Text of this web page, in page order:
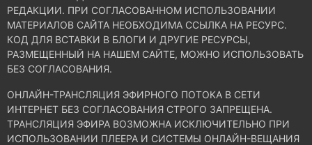
РЕДАКЦИИ. ПРИ СОГЛАСОВАННОМ ИСПОЛЬЗОВАНИИ
МАТЕРИАЛОВ САЙТА НЕОБХОДИМА ССЫЛКА НА РЕСУРС.
КОД ДЛЯ ВСТАВКИ В БЛОГИ И ДРУГИЕ РЕСУРСЫ,
РАЗМЕЩЕННЫЙ НА НАШЕМ САЙТЕ, МОЖНО ИСПОЛЬЗОВАТЬ
БЕЗ СОГЛАСОВАНИЯ.
ОНЛАЙН-ТРАНСЛЯЦИЯ ЭФИРНОГО ПОТОКА В СЕТИ
ИНТЕРНЕТ БЕЗ СОГЛАСОВАНИЯ СТРОГО ЗАПРЕЩЕНА.
ТРАНСЛЯЦИЯ ЭФИРА ВОЗМОЖНА ИСКЛЮЧИТЕЛЬНО ПРИ
ИСПОЛЬЗОВАНИИ ПЛЕЕРА И СИСТЕМЫ ОНЛАЙН-ВЕЩАНИЯ